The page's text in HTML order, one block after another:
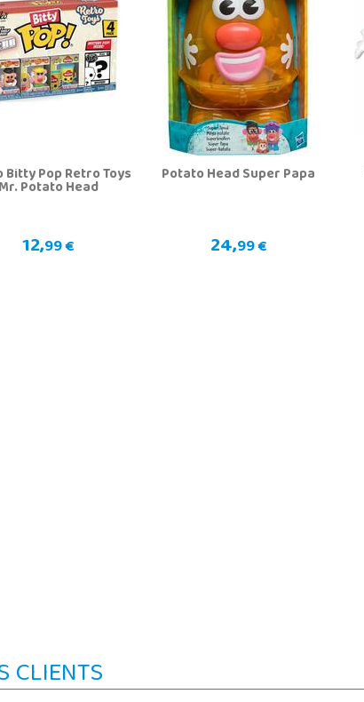
Bitty Pop Retro Toys
Mr. Potato Head
12,99 €
Potato Head Super Papa
24,99 €
CLIENTS